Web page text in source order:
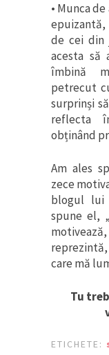
• Munca
epuizantă,
de cei din
acesta să
îmbină
petrecut
surprinși
reflecta
obținând
Am ales
zece
blogul lui
spune el,
care mă
Tu
ETICHETE: